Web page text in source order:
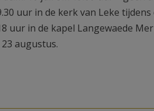
uur in de kerk van Leke
uur in de kapel Langewaede
augustus.